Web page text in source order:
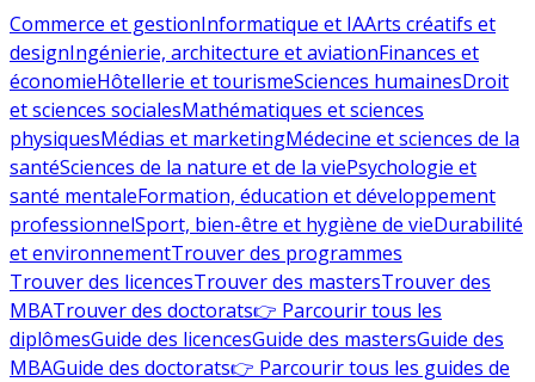
Commerce et gestionInformatique et IAArts créatifs et
designIngénierie, architecture et aviationFinances et
économieHôtellerie et tourismeSciences humainesDroit
et sciences socialesMathématiques et sciences
physiquesMédias et marketingMédecine et sciences de la
santéSciences de la nature et de la viePsychologie et
santé mentaleFormation, éducation et développement
professionnelSport, bien-être et hygiène de vieDurabilité
et environnementTrouver des programmes
Trouver des licencesTrouver des mastersTrouver des
MBATrouver des doctorats👉 Parcourir tous les
diplômesGuide des licencesGuide des mastersGuide des
MBAGuide des doctorats👉 Parcourir tous les guides de